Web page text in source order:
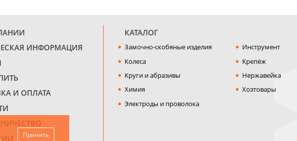
ИНФОРМАЦИЯ
И ОПЛАТА
КАТАЛОГ
Замочно-скобяные изделия
Инструмент
Колеса
Крепёж
Круги и абразивы
Нержавейка
Химия
Хозтовары
Электроды и проволока
Принять